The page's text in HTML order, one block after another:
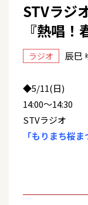
STVラジ
『熱唱！
ラジオ 辰巳
◆5/11(日)
14:00～14:30
STVラジオ
「もりまち桜